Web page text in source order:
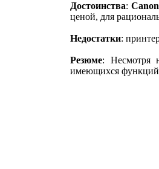
Достоинства:
ценой, для
Недостатки:
Резюме: Несмотря
имеющихся функций